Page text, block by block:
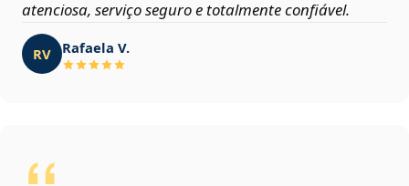
atenciosa, serviço seguro e totalmente confiável.
RV Rafaela V.